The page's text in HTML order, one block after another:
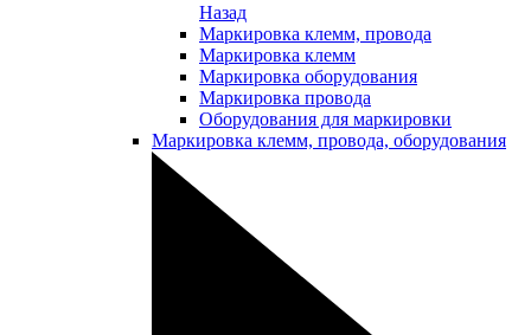
Назад
Маркировка клемм, провода
Маркировка клемм
Маркировка оборудования
Маркировка провода
Оборудования для маркировки
Маркировка клемм, провода, оборудования